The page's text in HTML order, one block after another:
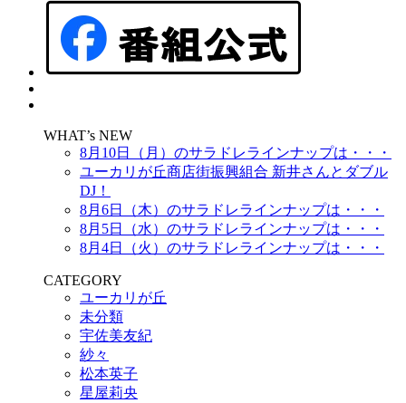
WHAT’s NEW
8月10日（月）のサラドレラインナップは・・・
ユーカリが丘商店街振興組合 新井さんとダブル
DJ！
8月6日（木）のサラドレラインナップは・・・
8月5日（水）のサラドレラインナップは・・・
8月4日（火）のサラドレラインナップは・・・
CATEGORY
ユーカリが丘
未分類
宇佐美友紀
紗々
松本英子
星屋莉央